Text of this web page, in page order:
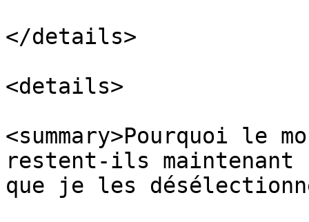
</details>
<details>
<summary>Pourquoi
restent-ils maintenant
que je les